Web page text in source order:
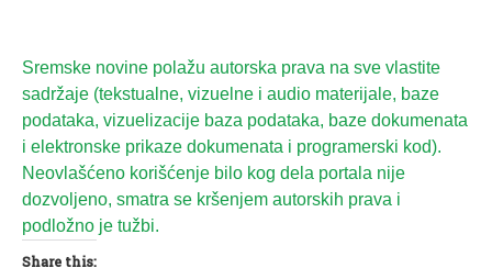
Sremske novine polažu autorska prava na sve vlastite
sadržaje (tekstualne, vizuelne i audio materijale, baze
podataka, vizuelizacije baza podataka, baze dokumenata
i elektronske prikaze dokumenata i programerski kod).
Neovlašćeno korišćenje bilo kog dela portala nije
dozvoljeno, smatra se kršenjem autorskih prava i
podložno je tužbi.
Share this: